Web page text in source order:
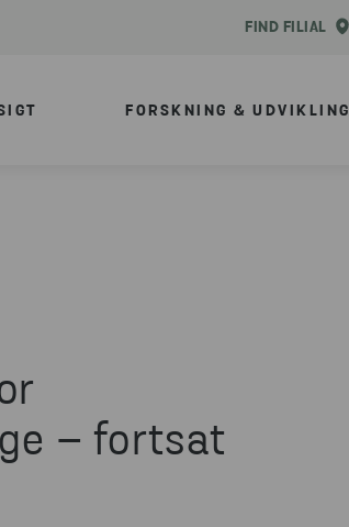
FIND FILIAL
FORSKNING & UDVIKLING
– fortsat